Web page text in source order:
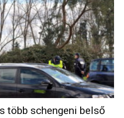
több schengeni belső